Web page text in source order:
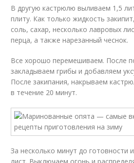
В другую кастрюлю выливаем 1,5
плиту. Как только жидкость
соль, сахар, несколько лавровых
перца, а также нарезанный чеснок.
Все хорошо перемешиваем. После
закладываем грибы и добавляем
После закипания, накрываем
в течение 20 минут.
За несколько минут до готовности